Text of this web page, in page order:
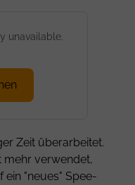
unavailable.
Zeit überarbeitet.
mehr verwendet,
"neues" Spee-